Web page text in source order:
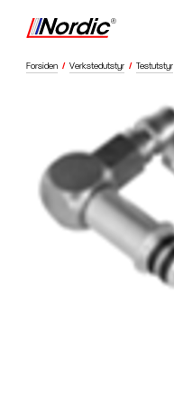
Forsiden / Verkstedutstyr / Testutstyr